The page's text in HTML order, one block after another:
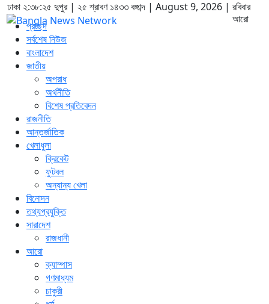
ঢাকা ২:৩৮:২৫ দুপুর| ২৫ শ্রাবণ ১৪৩৩ বঙ্গাব্দ | August 9, 2026 | রবিবার
প্রচ্ছদ
সর্বশেষ নিউজ
বাংলাদেশ
জাতীয়
অপরাধ
অর্থনীতি
বিশেষ প্রতিবেদন
রাজনীতি
আন্তর্জাতিক
খেলাধুলা
ক্রিকেট
ফুটবল
অন্যান্য খেলা
বিনোদন
তথ্যপ্রযুক্তি
সারাদেশ
রাজধানী
আরো
ক্যাম্পাস
গণমাধ্যম
চাকুরী
আরো